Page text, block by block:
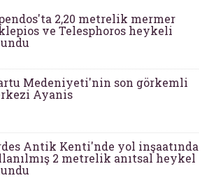
2,20 metrelik mermer
ve Telesphoros heykeli
Medeniyeti'nin son görkemli
Ayanis
Antik Kenti'nde yol inşaatında
2 metrelik anıtsal heykel